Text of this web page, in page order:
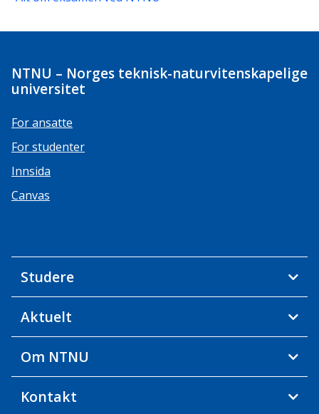
NTNU – Norges teknisk-naturvitenskapelige
universitet
For ansatte
For studenter
Innsida
Canvas
Studere
Aktuelt
Om NTNU
Kontakt